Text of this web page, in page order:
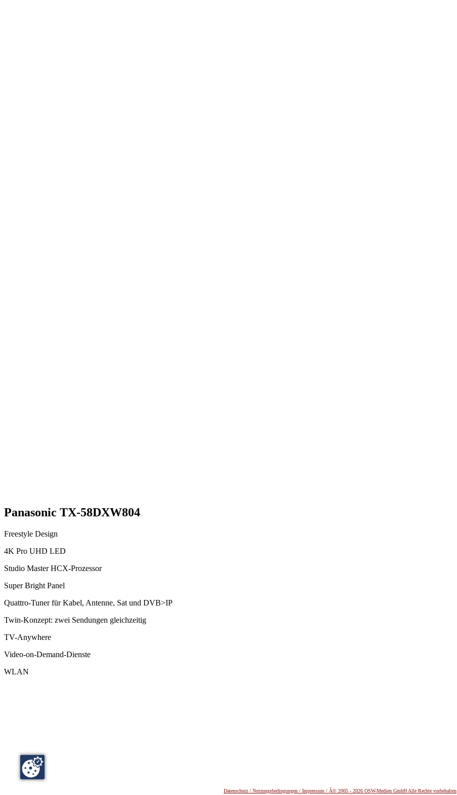
Panasonic TX-58DXW804
Freestyle Design
4K Pro UHD LED
Studio Master HCX-Prozessor
Super Bright Panel
Quattro-Tuner für Kabel, Antenne, Sat und DVB>IP
Twin-Konzept: zwei Sendungen gleichzeitig
TV-Anywhere
Video-on-Demand-Dienste
WLAN
Datenschutz / Nutzungsbedingungen / Impressum / Â© 2005 - 2026 OSW-Medien GmbH Alle Rechte vorbehalten